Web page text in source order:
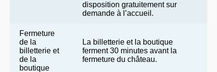
disposition gratuitement sur
demande à l’accueil.
Fermeture
de la
billetterie et
de la
boutique
La billetterie et la boutique
ferment 30 minutes avant la
fermeture du château.